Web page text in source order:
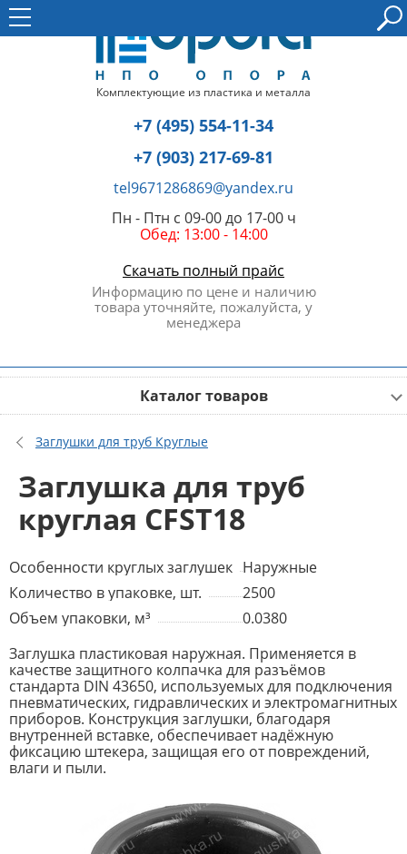
Комплектующие из пластика и металла
+7 (495) 554-11-34
+7 (903) 217-69-81
tel9671286869@yandex.ru
Пн - Птн с 09-00 до 17-00 ч
Обед: 13:00 - 14:00
Скачать полный прайс
Информацию по цене и наличию
товара уточняйте, пожалуйста, у
менеджера
Каталог товаров
Заглушки для труб Круглые
Заглушка для труб
круглая CFST18
Особенности круглых заглушек Наружные
Количество в упаковке, шт.
2500
Объем упаковки, м³
0.0380
Заглушка пластиковая наружная. Применяется в
качестве защитного колпачка для разъёмов
стандарта DIN 43650, используемых для подключения
пневматических, гидравлических и электромагнитных
приборов. Конструкция заглушки, благодаря
внутренней вставке, обеспечивает надёжную
фиксацию штекера, защищая его от повреждений,
влаги и пыли.